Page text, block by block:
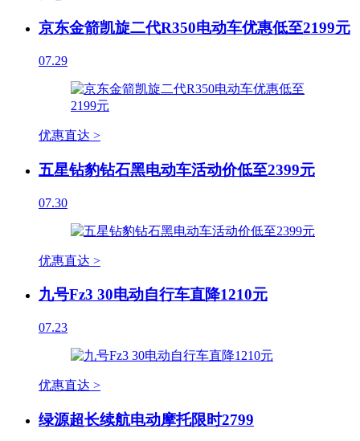
京东金箭凯旋二代R350电动车优惠低至2199元
07.29
优惠直达 >
五星钻豹钻石黑电动车活动价低至2399元
07.30
优惠直达 >
九号Fz3 30电动自行车直降1210元
07.23
优惠直达 >
绿源超长续航电动摩托限时2799